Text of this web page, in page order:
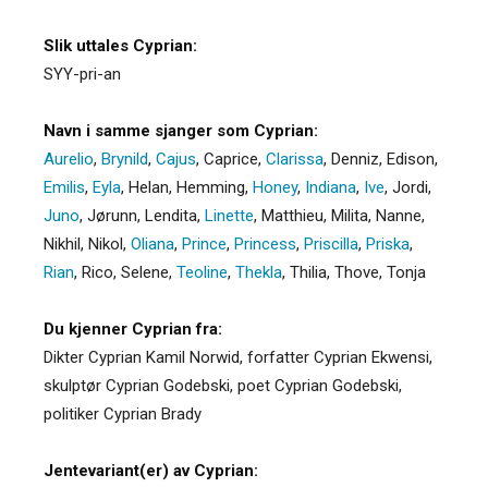
Slik uttales Cyprian:
SYY-pri-an
Navn i samme sjanger som Cyprian:
Aurelio, Brynild, Cajus, Caprice, Clarissa, Denniz, Edison,
Emilis, Eyla, Helan, Hemming, Honey, Indiana, Ive, Jordi,
Juno, Jørunn, Lendita, Linette, Matthieu, Milita, Nanne,
Nikhil, Nikol, Oliana, Prince, Princess, Priscilla, Priska,
Rian, Rico, Selene, Teoline, Thekla, Thilia, Thove, Tonja
Du kjenner Cyprian fra:
Dikter Cyprian Kamil Norwid, forfatter Cyprian Ekwensi,
skulptør Cyprian Godebski, poet Cyprian Godebski,
politiker Cyprian Brady
Jentevariant(er) av Cyprian: